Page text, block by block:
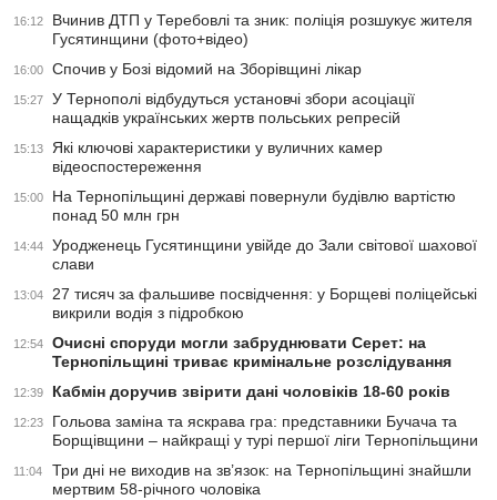
16:12
Вчинив ДТП у Теребовлі та зник: поліція розшукує жителя
Гусятинщини (фото+відео)
16:00 Спочив у Бозі відомий на Зборівщині лікар
15:27
У Тернополі відбудуться установчі збори асоціації
нащадків українських жертв польських репресій
15:13
Які ключові характеристики у вуличних камер
відеоспостереження
15:00
На Тернопільщині державі повернули будівлю вартістю
понад 50 млн грн
14:44
Уродженець Гусятинщини увійде до Зали світової шахової
слави
13:04
27 тисяч за фальшиве посвідчення: у Борщеві поліцейські
викрили водія з підробкою
12:54
Очисні споруди могли забруднювати Серет: на
Тернопільщині триває кримінальне розслідування
12:39 Кабмін доручив звірити дані чоловіків 18-60 років
12:23
Гольова заміна та яскрава гра: представники Бучача та
Борщівщини – найкращі у турі першої ліги Тернопільщини
11:04
Три дні не виходив на зв’язок: на Тернопільщині знайшли
мертвим 58-річного чоловіка